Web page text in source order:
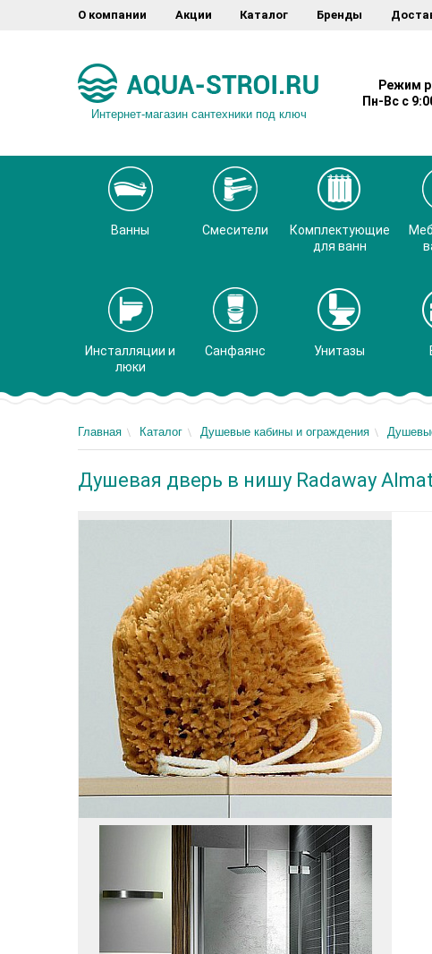
О компании Акции Каталог Бренды
Интернет-магазин сантехники под ключ
Режим
Пн-Вс с
Ванны Смесители
Комплектующие
для ванн
Инсталляции и
люки
Санфаянс Унитазы
Главная Каталог Душевые кабины и ограждения
Душевая дверь в нишу Radaway